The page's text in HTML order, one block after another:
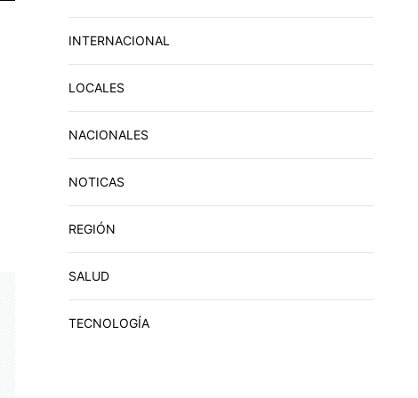
INTERNACIONAL
LOCALES
NACIONALES
NOTICAS
REGIÓN
SALUD
TECNOLOGÍA